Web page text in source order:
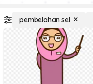
pembelahan sel